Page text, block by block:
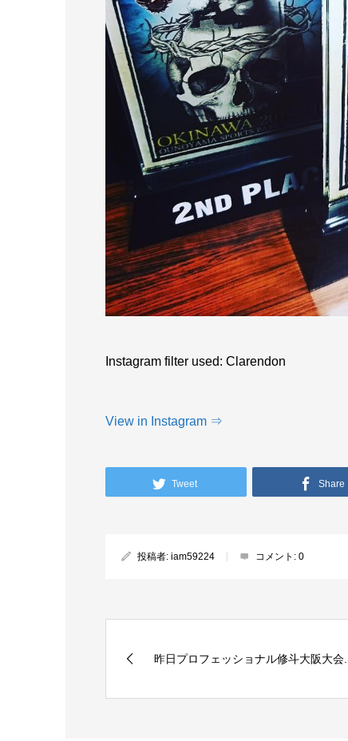
Instagram filter used: Clarendon
View in Instagram ⇒
Tweet Share
投稿者: iam59224 コメント: 0
昨日プロフェッショナル修斗大阪大会...